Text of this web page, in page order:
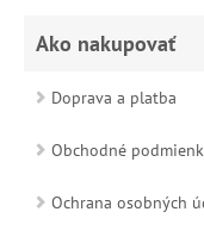
Ako nakupovať
Doprava a platba
Obchodné
Ochrana osobných